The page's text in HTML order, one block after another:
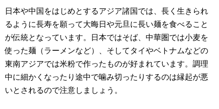
日本や中国をはじめとするアジア諸国では、長く生きられ
るように長寿を願って大晦日や元旦に長い麺を食べること
が伝統となっています。日本ではそば、中華圏では小麦を
使った麺（ラーメンなど）、そしてタイやベトナムなどの
東南アジアでは米粉で作ったものが好まれています。調理
中に細かくなったり途中で噛み切ったりするのは縁起が悪
いとされるので注意しましょう。